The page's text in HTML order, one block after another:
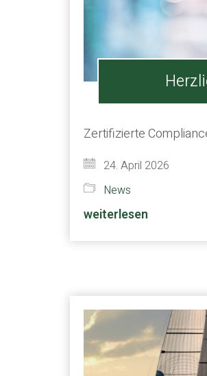
Zertifizierte
24. April 2026
News
weiterlesen